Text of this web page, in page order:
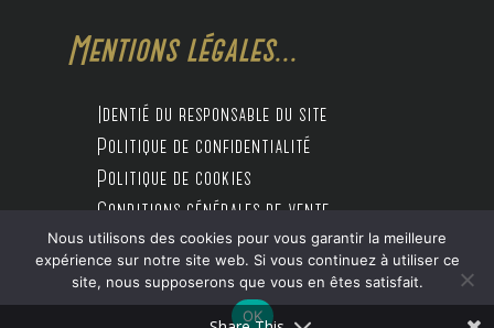
Mentions légales...
Identié du responsable du site
Politique de confidentialité
Politique de cookies
Conditions générales de vente
Design by Digitalife
Nous utilisons des cookies pour vous garantir la meilleure
expérience sur notre site web. Si vous continuez à utiliser ce
site, nous supposerons que vous en êtes satisfait.
OK